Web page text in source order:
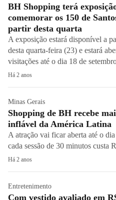
BH Shopping terá
comemorar os 150 de
partir desta quarta
A exposição estará disponível a
desta quarta-feira (23) e estará
visitações até o dia 18 de
Há 2 anos
Minas Gerais
Shopping de BH recebe
inflável da América Latina
A atração vai ficar aberta até o
cada sessão de 30 minutos custa
Há 2 anos
Entretenimento
Com vestido avaliado em